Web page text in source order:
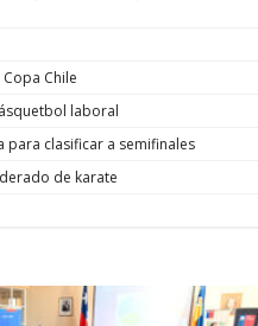
Chile
laboral
para clasificar a semifinales
de karate